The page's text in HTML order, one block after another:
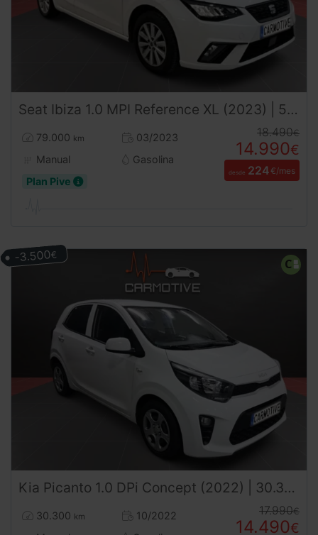
Seat Ibiza 1.0 MPI Reference XL (2023) | 5 Puertas | Desde 224€/mes
79.000 km
03/2023
Manual
Gasolina
Plan Pive
18.490€
14.990€
desde 224€/mes
Kia Picanto 1.0 DPi Concept (2022) | 30.300 km | Desde 217€/mes
30.300 km
10/2022
17.990€
14.490€
-3.500€